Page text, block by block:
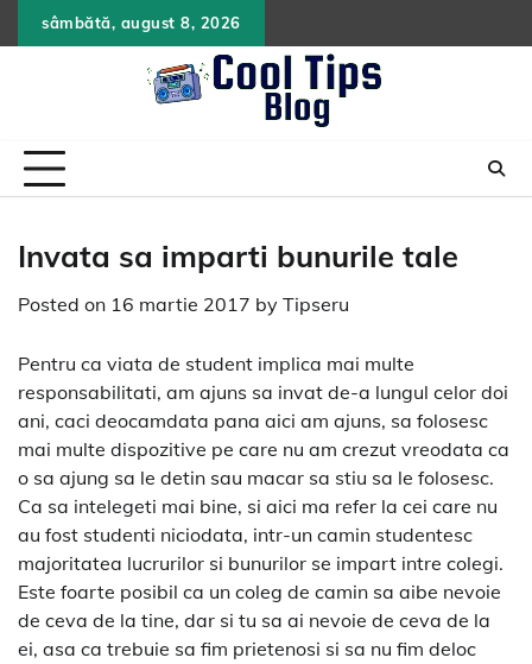
to
sâmbătă, august 8, 2026
Invata sa imparti bunurile tale
Posted on 16 martie 2017 by Tipseru
Pentru ca viata de student implica mai multe
responsabilitati, am ajuns sa invat de-a lungul celor doi
ani, caci deocamdata pana aici am ajuns, sa folosesc
mai multe dispozitive pe care nu am crezut vreodata ca
o sa ajung sa le detin sau macar sa stiu sa le folosesc.
Ca sa intelegeti mai bine, si aici ma refer la cei care nu
au fost studenti niciodata, intr-un camin studentesc
majoritatea lucrurilor si bunurilor se impart intre colegi.
Este foarte posibil ca un coleg de camin sa aibe nevoie
de ceva de la tine, dar si tu sa ai nevoie de ceva de la
ei, asa ca trebuie sa fim prietenosi si sa nu fim deloc